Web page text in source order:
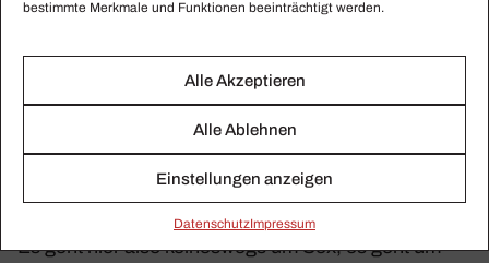
bestimmte Merkmale und Funktionen beeinträchtigt werden.
Alle Akzeptieren
Alle Ablehnen
Einstellungen anzeigen
Daten­schutzImpressum
Sexua­lität auszu­leben, ohne dass ihnen da jemand
denn würden sie diese ausleben, wären sie sofort
„Schlampen“ , und damit noch viel mehr Frei­wild für
die „liber­ti­nären“ alten Herren.
Es geht hier also keines­wegs um Sex, es geht um